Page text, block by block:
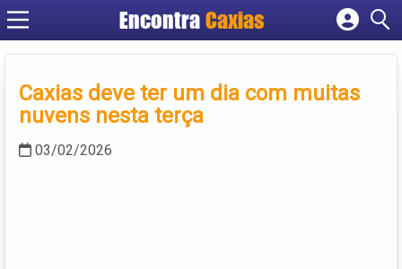
EncontraCaxias
Cadastrar empresa
Criar conta
Caxias deve ter um dia com muitas
nuvens nesta terça
03/02/2026